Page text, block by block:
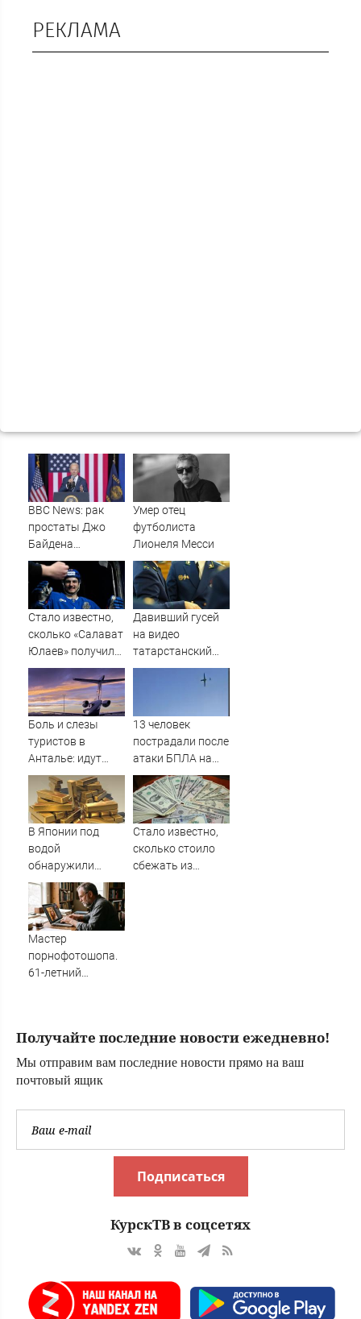
РЕКЛАМА
BBC News: рак
простаты Джо
Байдена
распространился
на его кости и
органы
Умер отец
футболиста
Лионеля Месси
Стало известно,
сколько «Салават
Юлаев» получил
от СКА в сделке
по Бландиси
Давивший гусей
на видео
татарстанский
прокурор ушел в
Новости
Боль и слезы
туристов в
Анталье: идут
массовые
задержки рейсов
в Россию
13 человек
пострадали после
атаки БПЛА на
российский город
В Японии под
водой
обнаружили
рекордные
запасы
«невидимого»
золота
Стало известно,
сколько стоило
сбежать из
Мастер
порнофотошопа.
61-летний
в итоге пойдёт
Получайте последние новости ежедневно!
Мы отправим вам последние новости прямо на ваш
почтовый ящик
Подписаться
КурскТВ в соцсетях